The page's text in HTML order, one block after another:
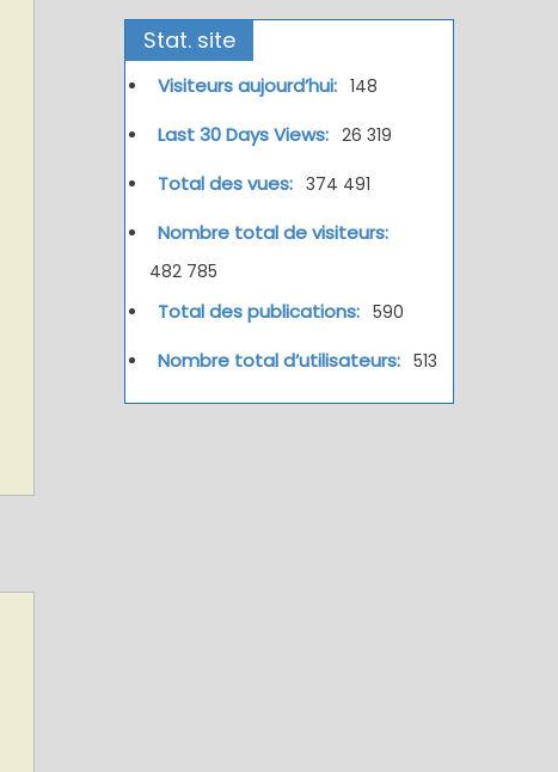
Stat. site
Visiteurs aujourd’hui: 148
Last 30 Days Views: 26 319
Total des vues: 374 491
Nombre total de visiteurs:
482 785
Total des publications: 590
Nombre total d’utilisateurs: 513